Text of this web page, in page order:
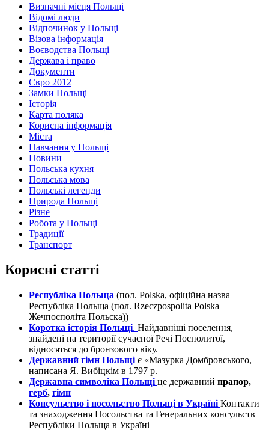
Визначні місця Польщі
Відомі люди
Відпочинок у Польщі
Візова інформація
Воєводства Польщі
Держава і право
Документи
Євро 2012
Замки Польщі
Історія
Карта поляка
Корисна інформація
Міста
Навчання у Польщі
Новини
Польська кухня
Польська мова
Польські легенди
Природа Польщі
Різне
Робота у Польщі
Традиції
Транспорт
Корисні статті
Республіка Польща (пол. Polska, офіційна назва –
Республіка Польща (пол. Rzeczpospolita Polska
Жечпосполіта Польска))
Коротка історія Польщі. Найдавніші поселення,
знайдені на території сучасної Речі Посполитої,
відносяться до бронзового віку.
Державний гімн Польщі є «Мазурка Домбровського,
написана Я. Вибіцкім в 1797 р.
Державна символіка Польщі це державний прапор,
герб, гімн
Консульство і посольство Польщі в Україні Контакти
та знаходження Посольства та Генеральних консульств
Республіки Польща в Україні